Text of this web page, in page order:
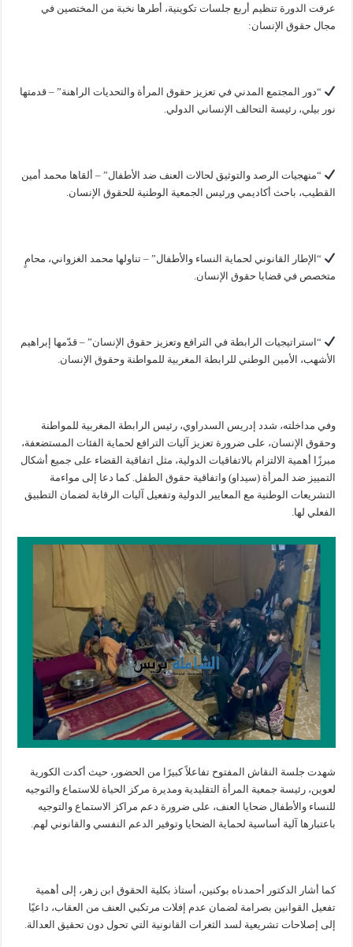
عرفت الدورة تنظيم أربع جلسات تكوينية، أطرها نخبة من المختصين في
مجال حقوق الإنسان:
“دور المجتمع المدني في تعزيز حقوق المرأة والتحديات الراهنة” – قدمتها
نور بيلي، رئيسة التحالف الإنساني الدولي.
“منهجيات الرصد والتوثيق لحالات العنف ضد الأطفال” – ألقاها محمد أمين
القطيب، باحث أكاديمي ورئيس الجمعية الوطنية للحقوق الإنسان.
“الإطار القانوني لحماية النساء والأطفال” – تناولها محمد الغزواني، محامٍ
متخصص في قضايا حقوق الإنسان.
“استراتيجيات الرابطة في الترافع وتعزيز حقوق الإنسان” – قدّمها إبراهيم
الأشهب، الأمين الوطني للرابطة المغربية للمواطنة وحقوق الإنسان.
وفي مداخلته، شدد إدريس السدراوي، رئيس الرابطة المغربية للمواطنة
وحقوق الإنسان، على ضرورة تعزيز آليات الترافع لحماية الفئات المستضعفة،
مبرزًا أهمية الالتزام بالاتفاقيات الدولية، مثل اتفاقية القضاء على جميع أشكال
التمييز ضد المرأة (سيداو) واتفاقية حقوق الطفل. كما دعا إلى مواءمة
التشريعات الوطنية مع المعايير الدولية وتفعيل آليات الرقابة لضمان التطبيق
الفعلي لها.
شهدت جلسة النقاش المفتوح تفاعلاً كبيرًا من الحضور، حيث أكدت الكورية
لعوين، رئيسة جمعية المرأة التقليدية ومديرة مركز الحياة للاستماع والتوجيه
للنساء والأطفال ضحايا العنف، على ضرورة دعم مراكز الاستماع والتوجيه
باعتبارها آلية أساسية لحماية الضحايا وتوفير الدعم النفسي والقانوني لهم.
كما أشار الدكتور أحمدناه بوكنين، أستاذ بكلية الحقوق ابن زهر، إلى أهمية
تفعيل القوانين بصرامة لضمان عدم إفلات مرتكبي العنف من العقاب، داعيًا
إلى إصلاحات تشريعية لسد الثغرات القانونية التي تحول دون تحقيق العدالة.